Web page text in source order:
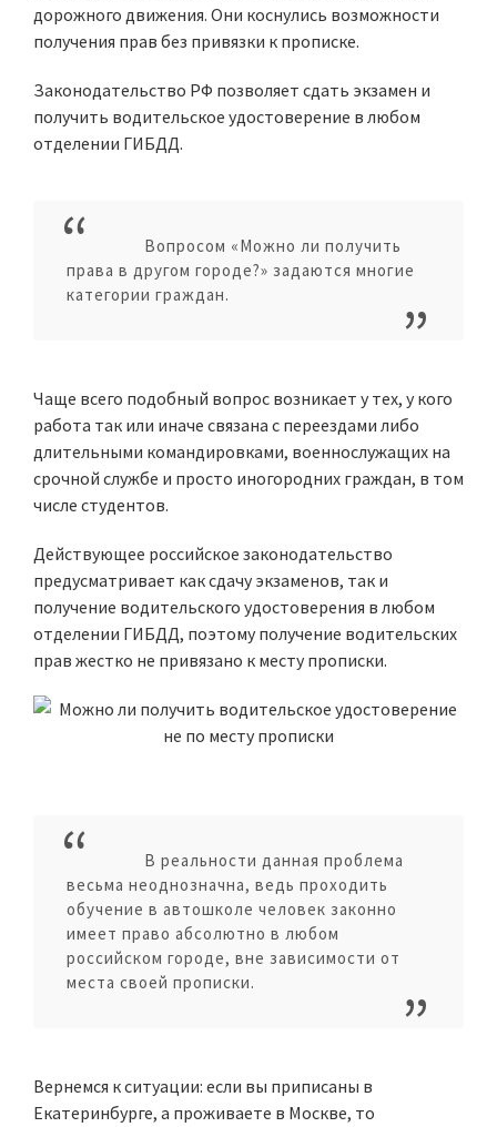
дорожного движения. Они коснулись возможности
получения прав без привязки к прописке.
Законодательство РФ позволяет сдать экзамен и
получить водительское удостоверение в любом
отделении ГИБДД.
Вопросом «Можно ли получить
права в другом городе?» задаются многие
категории граждан.
Чаще всего подобный вопрос возникает у тех, у кого
работа так или иначе связана с переездами либо
длительными командировками, военнослужащих на
срочной службе и просто иногородних граждан, в том
числе студентов.
Действующее российское законодательство
предусматривает как сдачу экзаменов, так и
получение водительского удостоверения в любом
отделении ГИБДД, поэтому получение водительских
прав жестко не привязано к месту прописки.
В реальности данная проблема
весьма неоднозначна, ведь проходить
обучение в автошколе человек законно
имеет право абсолютно в любом
российском городе, вне зависимости от
места своей прописки.
Вернемся к ситуации: если вы приписаны в
Екатеринбурге, а проживаете в Москве, то